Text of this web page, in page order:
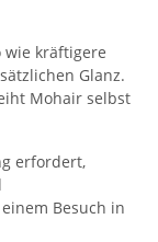
kräftigere
Glanz.
Mohair selbst
erfordert,
Besuch in